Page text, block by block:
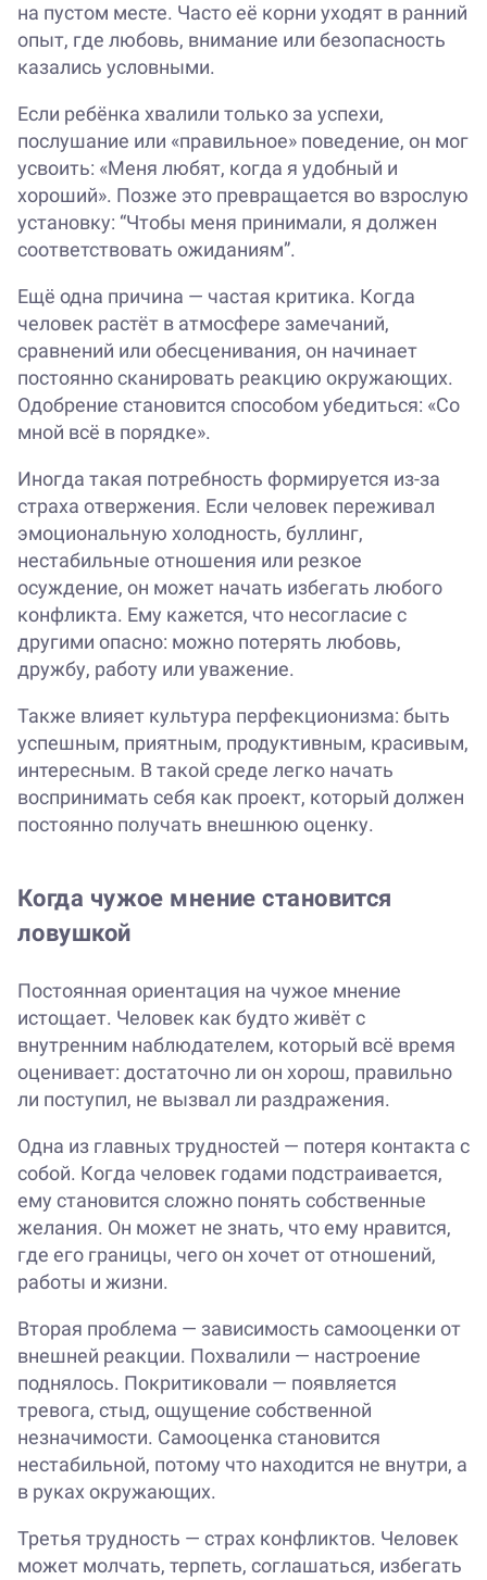
на пустом месте. Часто её корни уходят в ранний
опыт, где любовь, внимание или безопасность
казались условными.
Если ребёнка хвалили только за успехи,
послушание или «правильное» поведение, он мог
усвоить: «Меня любят, когда я удобный и
хороший». Позже это превращается во взрослую
установку: “Чтобы меня принимали, я должен
соответствовать ожиданиям”.
Ещё одна причина — частая критика. Когда
человек растёт в атмосфере замечаний,
сравнений или обесценивания, он начинает
постоянно сканировать реакцию окружающих.
Одобрение становится способом убедиться: «Со
мной всё в порядке».
Иногда такая потребность формируется из-за
страха отвержения. Если человек переживал
эмоциональную холодность, буллинг,
нестабильные отношения или резкое
осуждение, он может начать избегать любого
конфликта. Ему кажется, что несогласие с
другими опасно: можно потерять любовь,
дружбу, работу или уважение.
Также влияет культура перфекционизма: быть
успешным, приятным, продуктивным, красивым,
интересным. В такой среде легко начать
воспринимать себя как проект, который должен
постоянно получать внешнюю оценку.
Когда чужое мнение становится
ловушкой
Постоянная ориентация на чужое мнение
истощает. Человек как будто живёт с
внутренним наблюдателем, который всё время
оценивает: достаточно ли он хорош, правильно
ли поступил, не вызвал ли раздражения.
Одна из главных трудностей — потеря контакта с
собой. Когда человек годами подстраивается,
ему становится сложно понять собственные
желания. Он может не знать, что ему нравится,
где его границы, чего он хочет от отношений,
работы и жизни.
Вторая проблема — зависимость самооценки от
внешней реакции. Похвалили — настроение
поднялось. Покритиковали — появляется
тревога, стыд, ощущение собственной
незначимости. Самооценка становится
нестабильной, потому что находится не внутри, а
в руках окружающих.
Третья трудность — страх конфликтов. Человек
может молчать, терпеть, соглашаться, избегать